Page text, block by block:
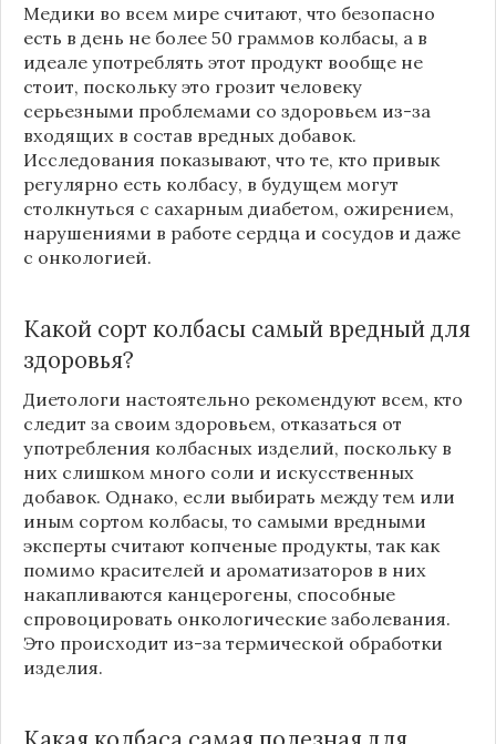
Медики во всем мире считают, что безопасно
есть в день не более 50 граммов колбасы, а в
идеале употреблять этот продукт вообще не
стоит, поскольку это грозит человеку
серьезными проблемами со здоровьем из-за
входящих в состав вредных добавок.
Исследования показывают, что те, кто привык
регулярно есть колбасу, в будущем могут
столкнуться с сахарным диабетом, ожирением,
нарушениями в работе сердца и сосудов и даже
с онкологией.
Какой сорт колбасы самый вредный для
здоровья?
Диетологи настоятельно рекомендуют всем, кто
следит за своим здоровьем, отказаться от
употребления колбасных изделий, поскольку в
них слишком много соли и искусственных
добавок. Однако, если выбирать между тем или
иным сортом колбасы, то самыми вредными
эксперты считают копченые продукты, так как
помимо красителей и ароматизаторов в них
накапливаются канцерогены, способные
спровоцировать онкологические заболевания.
Это происходит из-за термической обработки
изделия.